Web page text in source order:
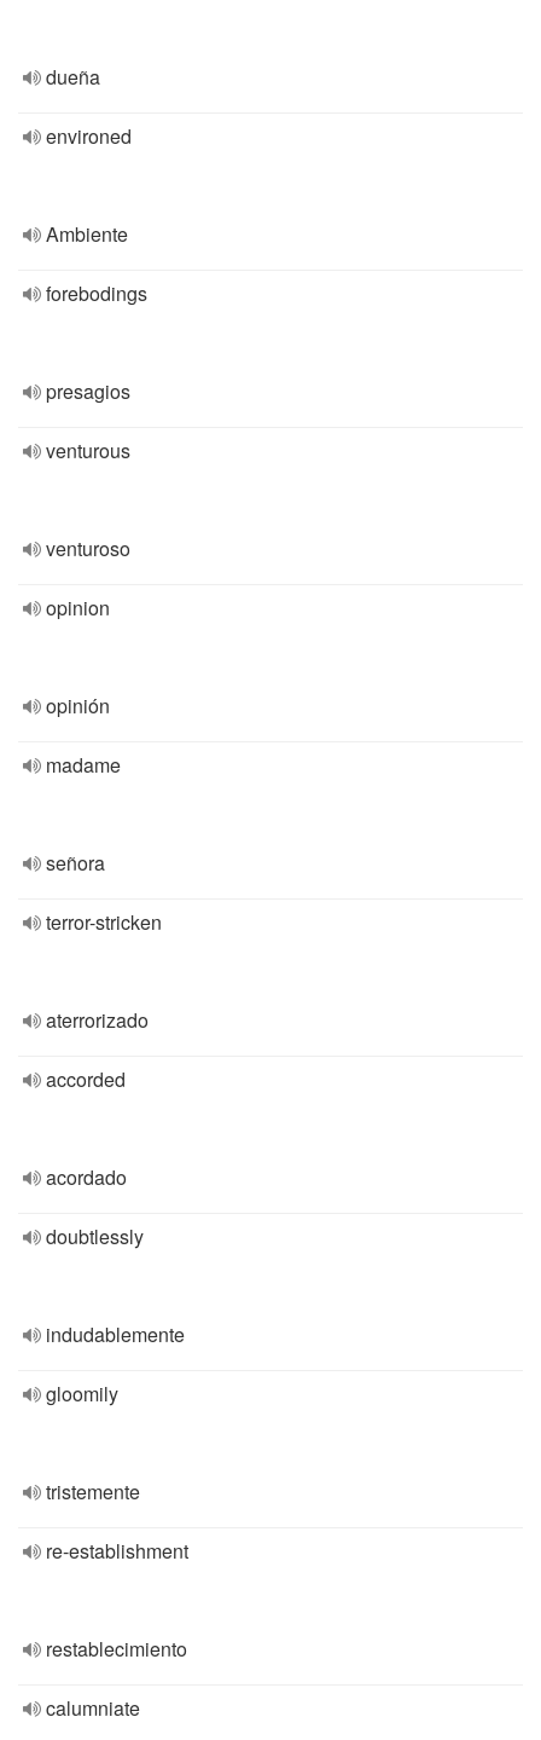
dueña
environed
Ambiente
forebodings
presagios
venturous
venturoso
opinion
opinión
madame
señora
terror-stricken
aterrorizado
accorded
acordado
doubtlessly
indudablemente
gloomily
tristemente
re-establishment
restablecimiento
calumniate